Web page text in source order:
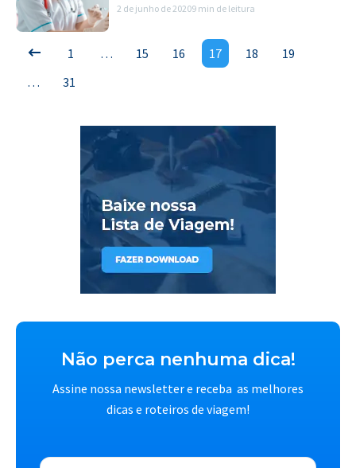
2 de junho de 20209 min de leitura
1 … 15 16 17 18
19
…
31
Não perca nenhuma dica!
Assine nossa newsletter e receba as melhores
dicas e roteiros de viagem!
E-